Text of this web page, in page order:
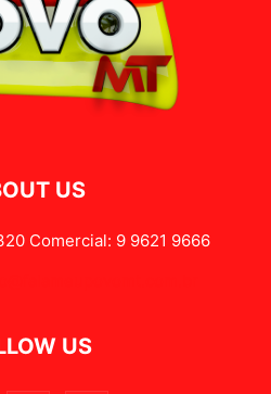
US
Comercial: 9 9621 9666
US